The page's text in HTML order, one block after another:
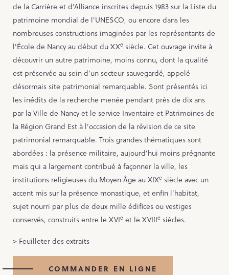
de la Carrière et d’Alliance inscrites depuis 1983 sur la Liste du
patrimoine mondial de l’UNESCO, ou encore dans les
nombreuses constructions imaginées par les représentants de
l’École de Nancy au début du XXe siècle. Cet ouvrage invite à
découvrir un autre patrimoine, moins connu, dont la qualité
est préservée au sein d’un secteur sauvegardé, appelé
désormais site patrimonial remarquable. Sont présentés ici
les inédits de la recherche menée pendant près de dix ans
par la Ville de Nancy et le service Inventaire et Patrimoines de
la Région Grand Est à l’occasion de la révision de ce site
patrimonial remarquable. Trois grandes thématiques sont
abordées : la présence militaire, aujourd’hui moins prégnante
mais qui a largement contribué à façonner la ville, les
institutions religieuses du Moyen Âge au XIXe siècle avec un
accent mis sur la présence monastique, et enfin l’habitat,
sujet nourri par plus de deux mille édifices ou vestiges
conservés, construits entre le XVIe et le XVIIIe siècles.
> Feuilleter des extraits
COMMANDER EN LIGNE